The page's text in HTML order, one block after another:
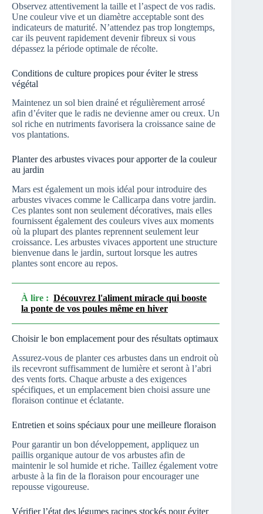
Observez attentivement la taille et l’aspect de vos radis.
Une couleur vive et un diamètre acceptable sont des
indicateurs de maturité. N’attendez pas trop longtemps,
car ils peuvent rapidement devenir fibreux si vous
dépassez la période optimale de récolte.
Conditions de culture propices pour éviter le stress
végétal
Maintenez un sol bien drainé et régulièrement arrosé
afin d’éviter que le radis ne devienne amer ou creux. Un
sol riche en nutriments favorisera la croissance saine de
vos plantations.
Planter des arbustes vivaces pour apporter de la couleur
au jardin
Mars est également un mois idéal pour introduire des
arbustes vivaces comme le Callicarpa dans votre jardin.
Ces plantes sont non seulement décoratives, mais elles
fournissent également des couleurs vives aux moments
où la plupart des plantes reprennent seulement leur
croissance. Les arbustes vivaces apportent une structure
bienvenue dans le jardin, surtout lorsque les autres
plantes sont encore au repos.
À lire : Découvrez l'aliment miracle qui booste
la ponte de vos poules même en hiver
Choisir le bon emplacement pour des résultats optimaux
Assurez-vous de planter ces arbustes dans un endroit où
ils recevront suffisamment de lumière et seront à l’abri
des vents forts. Chaque arbuste a des exigences
spécifiques, et un emplacement bien choisi assure une
floraison continue et éclatante.
Entretien et soins spéciaux pour une meilleure floraison
Pour garantir un bon développement, appliquez un
paillis organique autour de vos arbustes afin de
maintenir le sol humide et riche. Taillez également votre
arbuste à la fin de la floraison pour encourager une
repousse vigoureuse.
Vérifier l’état des légumes racines stockés pour éviter